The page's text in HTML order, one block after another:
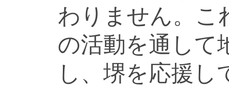
わりません。こ
の活動を通して
し、堺を応援し